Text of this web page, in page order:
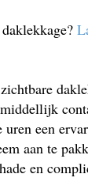
een
aan te
en